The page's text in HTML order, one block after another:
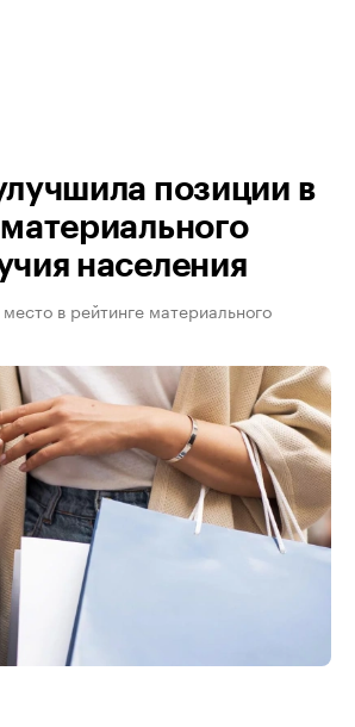
позиции в
населения
в рейтинге материального